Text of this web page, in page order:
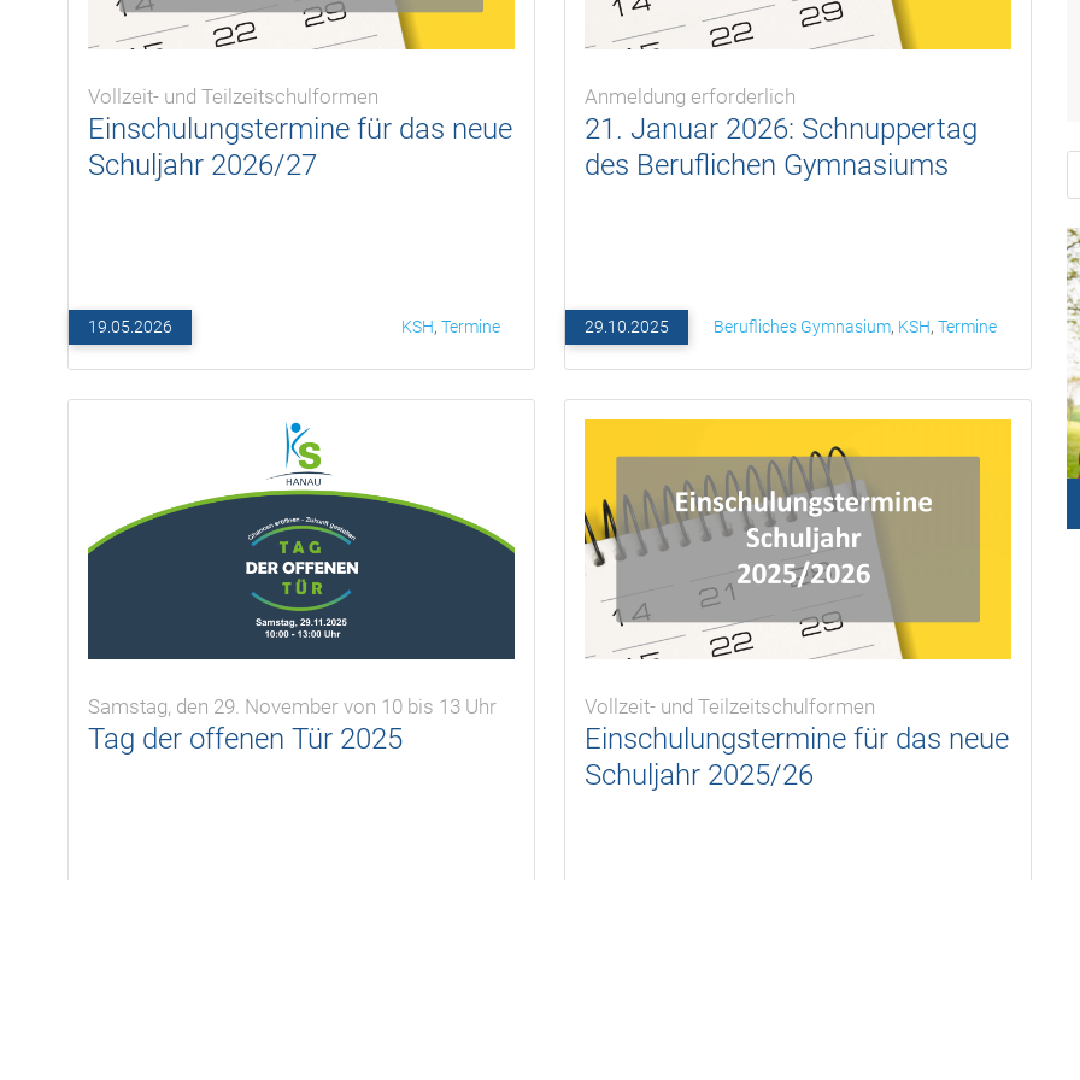
Vollzeit- und Teilzeitschulformen
Einschulungstermine für das neue
Schuljahr 2026/27
19.05.2026 KSH,Termine
Anmeldung erforderlich
21. Januar 2026: Schnuppertag
des Beruflichen Gymnasiums
29.10.2025 Berufliches Gymnasium, KSH,Termine
Samstag, den 29. November von 10 bis 13 Uhr
Tag der offenen Tür 2025
Vollzeit- und Teilzeitschulformen
Einschulungstermine für das neue
Schuljahr 2025/26